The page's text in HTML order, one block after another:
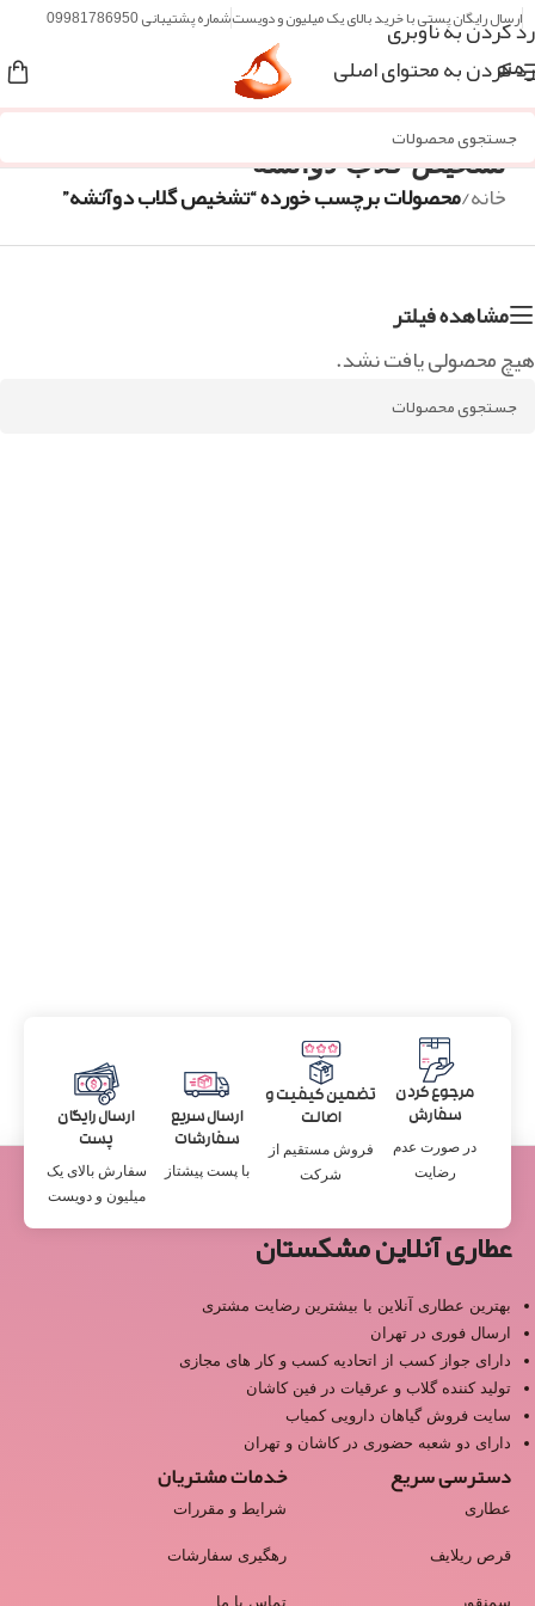
رد کردن به ناوبری
رد کردن به محتوای اصلی
ارسال رایگان پستی با خرید بالای یک میلیون و دویستشماره پشتیبانی 09981786950
منو
تشخیص گلاب دوآتشه
خانه/محصولات برچسب خورده “تشخیص گلاب دوآتشه”
مشاهده فیلتر
هیچ محصولی یافت نشد.
مرجوع کردن
سفارش
در صورت عدم
رضایت
تضمین کیفیت و
اصالت
فروش مستقیم از
شرکت
ارسال سریع
سفارشات
با پست پیشتاز
ارسال رایگان
پست
سفارش بالای یک
میلیون و دویست
عطاری آنلاین مشکستان
بهترین عطاری آنلاین با بیشترین رضایت مشتری
ارسال فوری در تهران
دارای جواز کسب از اتحادیه کسب و کار های مجازی
تولید کننده گلاب و عرقیات در فین کاشان
سایت فروش گیاهان دارویی کمیاب
دارای دو شعبه حضوری در کاشان و تهران
دسترسی سریع
عطاری
قرص ریلایف
سمنقور
خدمات مشتریان
شرایط و مقررات
رهگیری سفارشات
تماس با ما